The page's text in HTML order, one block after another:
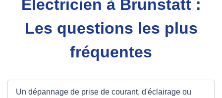
Électricien à Brunstatt :
Les questions les plus
fréquentes
Un dépannage de prise de courant, d'éclairage ou